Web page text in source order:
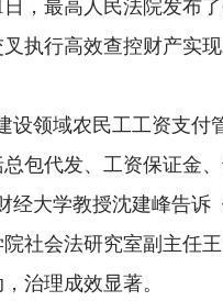
日，最高人民法院发布
执行高效查控财产实
设领域农民工工资支
包代发、工资保证金
经大学教授沈建峰告诉
社会法研究室副主任
治理成效显著。